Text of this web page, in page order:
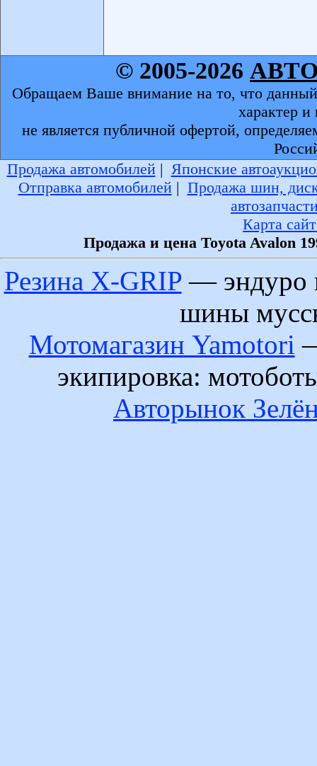
© 2005-2026
Обращаем Ваше внимание на то, что
характер
не является публичной офертой,
Продажа автомобилей| Японские
Отправка автомобилей| Продажа шин,
Карта
Продажа и цена Toyota Avalon
Резина X-GRIP — эндуро
шины
Мотомагазин Yamotori
экипировка:
Авторынок